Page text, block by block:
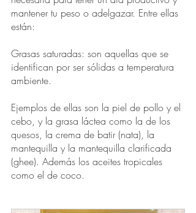
mantener tu peso o adelgazar. Entre ellas
están:
Grasas saturadas: son aquellas que se
identifican por ser sólidas a temperatura
ambiente.
Ejemplos de ellas son la piel de pollo y el
cebo, y la grasa láctea como la de los
quesos, la crema de batir (nata), la
mantequilla y la mantequilla clarificada
(ghee). Además los aceites tropicales
como el de coco.